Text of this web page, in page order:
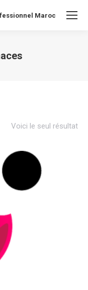
Maroc
Voici le seul résultat